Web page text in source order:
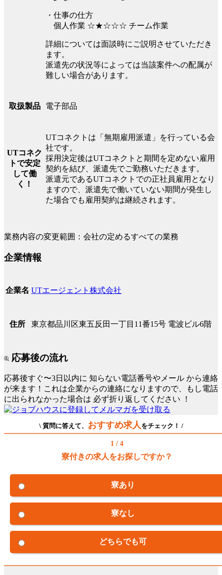
・仕事の仕方
個人作業 ☆★☆☆☆ チーム作業
詳細については面談時にご説明させていただき
ます。
派遣先の状況等によっては当該案件への配属が
難しい場合があります。
取扱製品 電子部品
UTコネク
トで安定
して働
く！
UTコネクトは「無期雇用派遣」を行っている会
社です。
採用決定後はUTコネクトと期間を定めない雇用
契約を結び、派遣先でご勤務いただきます。
派遣元であるUTコネクトでの正社員雇用となり
ますので、派遣先で働いていない期間が発生し
た場合でも雇用契約は継続されます。
業務内容の変更範囲：会社の定めるすべての業務
企業情報
企業名 UTエージェント株式会社
住所 東京都品川区東五反田一丁目11番15号 電波ビル6階
応募後の流れ
応募後すぐ〜3日以内に 知らない電話番号やメール から連絡
が来ます！これは企業からの連絡になりますので、もし電話
に出られなかった場合は 必ず折り返してください ！
\ 質問に答えて、 おすすめ求人をチェック！ /
1 / 4
寮付きの求人をお探しですか？
寮あり
寮なし
どちらでも可